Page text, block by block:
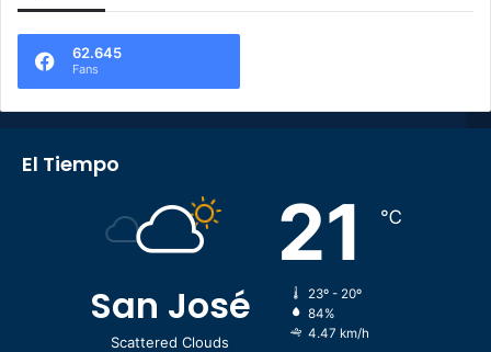
62.645
Fans
El Tiempo
San José
Scattered Clouds
21 ℃
23º - 20º
84%
4.47 km/h